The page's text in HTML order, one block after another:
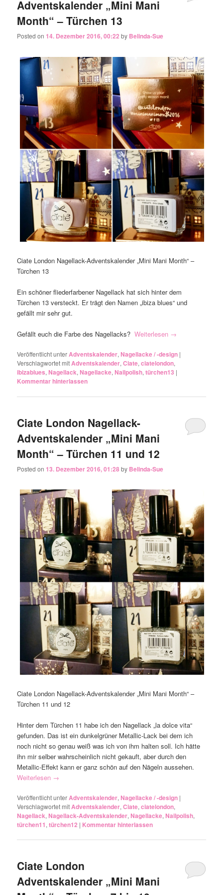
Adventskalender „Mini Mani
Month“ – Türchen 13
Posted on14. Dezember 2016, 00:22 by Belinda-Sue
Ciate London Nagellack-Adventskalender „Mini Mani Month“ –
Türchen 13
Ein schöner fliederfarbener Nagellack hat sich hinter dem
Türchen 13 versteckt. Er trägt den Namen „ibiza blues“ und
gefällt mir sehr gut.
Gefällt euch die Farbe des Nagellacks?Weiterlesen →
Veröffentlicht unterAdventskalender,Nagellacke / -design |
Verschlagwortet mitAdventskalender,Ciate,ciatelondon,
ibizablues,Nagellack,Nagellacke,Nailpolish,türchen13 |
Kommentar hinterlassen
Ciate London Nagellack-
Adventskalender „Mini Mani
Month“ – Türchen 11 und 12
Posted on13. Dezember 2016, 01:28by Belinda-Sue
Ciate London Nagellack-Adventskalender „Mini Mani Month“ –
Türchen 11 und 12
Hinter dem Türchen 11 habe ich den Nagellack „la dolce vita“
gefunden. Das ist ein dunkelgrüner Metallic-Lack bei dem ich
noch nicht so genau weiß was ich von ihm halten soll. Ich hätte
ihn mir selber wahrscheinlich nicht gekauft, aber durch den
Metallic-Effekt kann er ganz schön auf den Nägeln aussehen.
Weiterlesen →
Veröffentlicht unterAdventskalender,Nagellacke / -design |
Verschlagwortet mitAdventskalender,Ciate,ciatelondon,
Nagellack,Nagellack-Adventskalender,Nagellacke,Nailpolish,
türchen11,türchen12 | Kommentar hinterlassen
Ciate London
Adventskalender „Mini Mani